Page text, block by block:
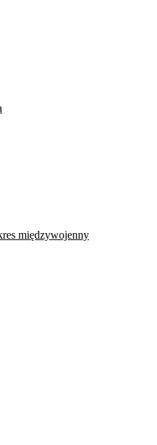
międzywojenny